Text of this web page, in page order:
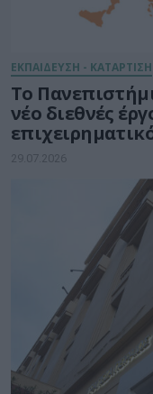
ΕΚΠΑΙΔΕΥΣΗ - ΚΑΤΑΡΤΙΣΗ
Το
νέο διεθνές
τη δύναμη της
29.07.2026